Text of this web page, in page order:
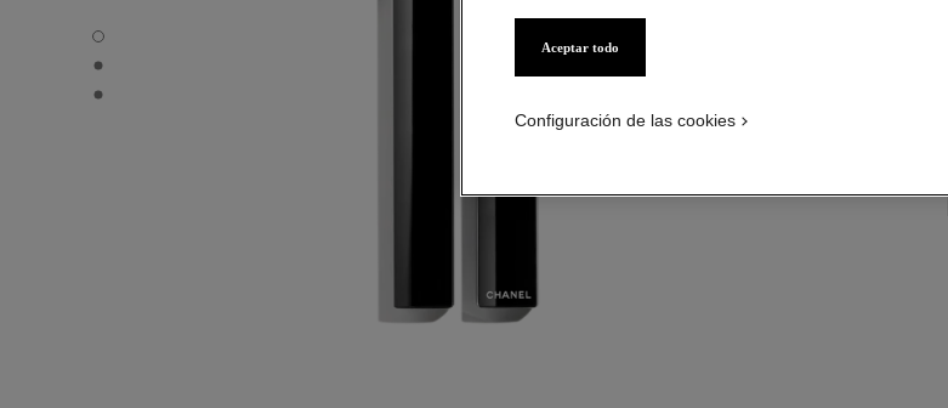
LE LINER DE CHANEL - Vista por defecto
LE LINER DE CHANEL - Vista alternativa 1
LE LINER DE CHANEL - Vista de la textura básica
Aceptar todo
Configuración de las cookies